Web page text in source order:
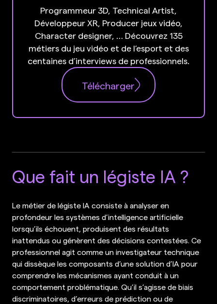
Programmeur 3D, Technical Artist,
Développeur XR, Producer jeux vidéo,
Character designer, … Découvrez 135
métiers du jeu vidéo et de l’esport et des
centaines d’interviews de professionnels.
Télécharger
Que fait un légiste IA ?
Le métier de légiste IA consiste à analyser en
profondeur les systèmes d’intelligence artificielle
lorsqu’ils échouent, produisent des résultats
inattendus ou génèrent des décisions contestées. Ce
professionnel agit comme un investigateur technique
qui dissèque les composants d’une solution d’IA pour
comprendre les mécanismes ayant conduit à un
comportement problématique. Qu’il s’agisse de biais
discriminatoires, d’erreurs de prédiction ou de